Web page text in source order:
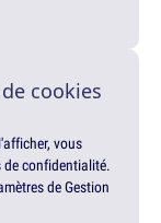
cookies
vous
de confidentialité.
de Gestion